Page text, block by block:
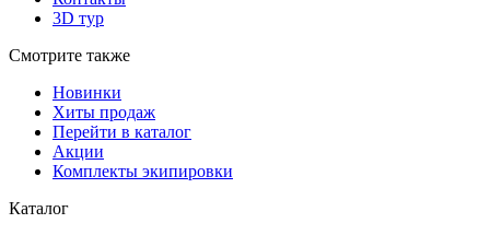
3D тур
Смотрите также
Новинки
Хиты продаж
Перейти в каталог
Акции
Комплекты экипировки
Каталог